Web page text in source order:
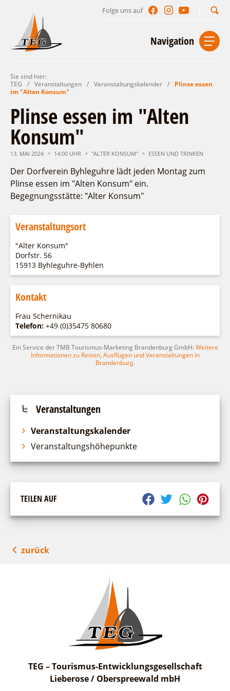
Folge uns auf
Navigation
Start Kontakt
Urlaub im Leichhardt Land
Reisegebiet
Lieblingsorte
Freizeit und Erholung
Auf & im Wasser
Per Rad
Zu Fuß
Einkaufen
Sehenswertes
Naturlehrpfad Ludwig Leichhardt
Buchbare Angebote
Gruppen
Fremdenverkehrsvereine
Ludwig Leichhardt
Kahnfahrten
Unterkünfte finden
Gastgeberverzeichnis
Gastronomie
Camping
Ferienhaus- und Campingpark „Ludwig
Leichhardt“
Spreewälder Seecamping
Campingplatz Jessern
Veranstaltungen
Veranstaltungshöhepunkte
Wirtschaftsförderung
Regionalentwicklung
Bürgerbus
Naturwelt Lieberoser Heide
Q-Gemeinde Schwielochsee
Staatlich anerkannter Erholungsort Goyatz
Mein Brandenburg – Infostelen
WFG
Service
Über uns
Aktuelles
Warenkorb
Sie sind hier:
TEG
/ Veranstaltungen / Veranstaltungskalender /
Plinse essen
im "Alten Konsum"
Plinse essen im "Alten
Konsum"
13. MAI 2024 14:00 UHR "ALTER KONSUM" ESSEN UND TRINKEN
Der Dorfverein Byhleguhre lädt jeden Montag zum
Plinse essen im "Alten Konsum" ein.
Begegnungsstätte: "Alter Konsum"
Veranstaltungsort
"Alter Konsum"
Dorfstr. 56
15913 Byhleguhre-Byhlen
Kontakt
Frau Schernikau
Telefon: +49 (0)35475 80680
Ein Service der TMB Tourismus-Marketing Brandenburg GmbH:Weitere
Informationen zu Reisen, Ausflügen und Veranstaltungen in
Brandenburg.
Veranstaltungen
Veranstaltungskalender
Veranstaltungshöhepunkte
TEILEN AUF
zurück
TEG – Tourismus-Entwicklungsgesellschaft
Lieberose / Oberspreewald mbH